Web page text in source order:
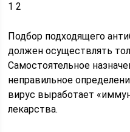
12
Подбор подходящего
должен осуществлять
Самостоятельное
неправильное
вирус выработает
лекарства.